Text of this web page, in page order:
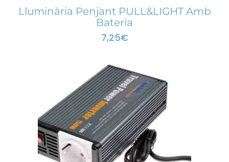
Lluminària Penjant PULL&LIGHT Amb
Bateria
7,25€